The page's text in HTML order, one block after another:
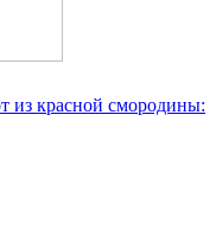
из красной смородины: